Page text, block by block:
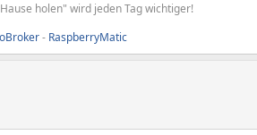
holen" wird jeden Tag wichtiger!
- RaspberryMatic